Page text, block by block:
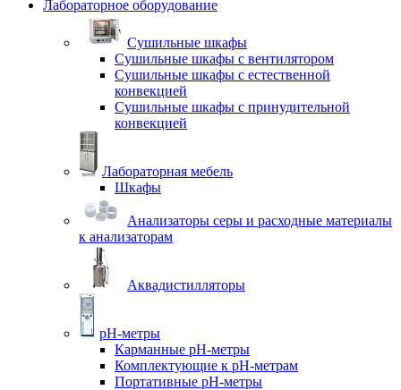
Лабораторное оборудование
Cушильные шкафы
Сушильные шкафы с вентилятором
Сушильные шкафы с естественной
конвекцией
Сушильные шкафы с принудительной
конвекцией
Лабораторная мебель
Шкафы
Анализаторы серы и расходные материалы
к анализаторам
Аквадистилляторы
pH-метры
Карманные pH-метры
Комплектующие к pH-метрам
Портативные pH-метры